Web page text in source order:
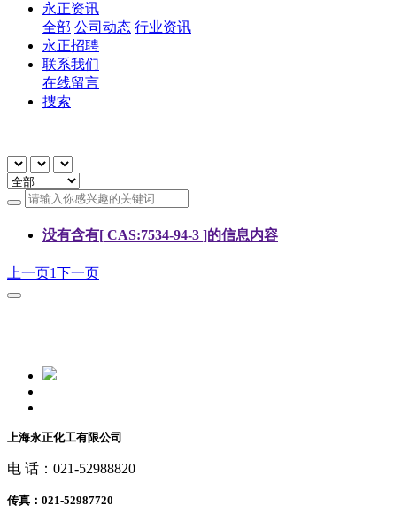
永正资讯
全部 公司动态 行业资讯
永正招聘
联系我们
在线留言
捜索
没有含有[ CAS:7534-94-3 ]的信息内容
上一页1下一页
上海永正化工有限公司
电 话：021-52988820
传真：021-52987720